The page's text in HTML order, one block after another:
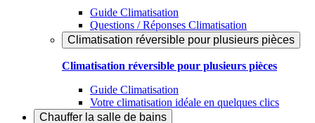
Guide Climatisation
Questions / Réponses Climatisation
Climatisation réversible pour plusieurs pièces
Climatisation réversible pour plusieurs pièces
Guide Climatisation
Votre climatisation idéale en quelques clics
Chauffer la salle de bains